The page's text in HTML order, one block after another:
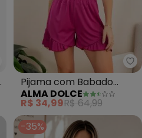
- Pijama Feminino de
Pijama com Babado
(Branco e Pink)
ALMA DOLCE
R$ 34,99R$ 64,99
-35%